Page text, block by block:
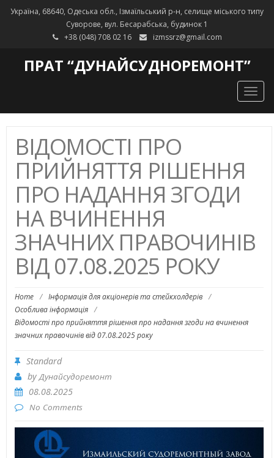
Україна, 68640, Одеська обл., Ізмаїльський р-н, селище міського типу
Суворове, вул. Бесарабська, будинок 1
+38 (048) 708 02 16
izmssrz@gmail.com
ПРАТ “ДУНАЙСУДНОРЕМОНТ”
ВІДОМОСТІ ПРО
ПРИЙНЯТТЯ РІШЕННЯ
ПРО НАДАННЯ ЗГОДИ
НА ВЧИНЕННЯ
ЗНАЧНИХ ПРАВОЧИНІВ
ВІД 07.08.2025 РОКУ
Home / Інформація для акціонерів та стейкхолдерів /
Особлива інформація /
Відомості про прийняття рішення про надання згоди на вчинення
значних правочинів від 07.08.2025 року
Standard
byДунайсудоремонт
08.08.2025
No Comments